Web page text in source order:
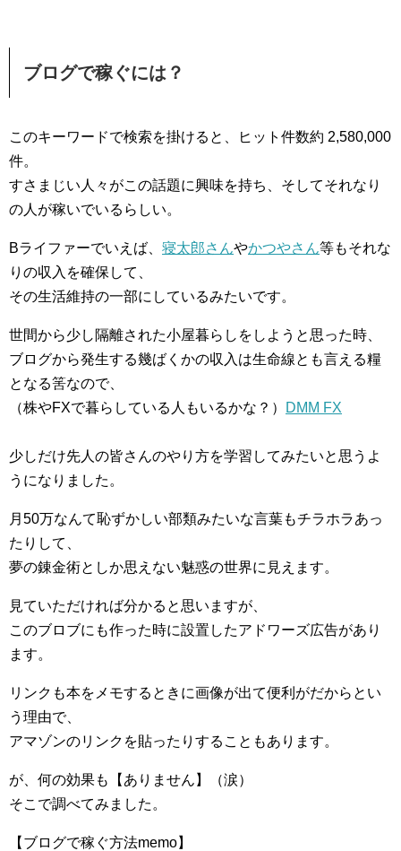
ブログで稼ぐには？
このキーワードで検索を掛けると、ヒット件数約 2,580,000
件。
すさまじい人々がこの話題に興味を持ち、そしてそれなり
の人が稼いでいるらしい。
Bライファーでいえば、 寝太郎さんやかつやさん等もそれな
りの収入を確保して、
その生活維持の一部にしているみたいです。
世間から少し隔離された小屋暮らしをしようと思った時、
ブログから発生する幾ばくかの収入は生命線とも言える糧
となる筈なので、
（株やFXで暮らしている人もいるかな？）
DMM FX
少しだけ先人の皆さんのやり方を学習してみたいと思うよ
うになりました。
月50万なんて恥ずかしい部類みたいな言葉もチラホラあっ
たりして、
夢の錬金術としか思えない魅惑の世界に見えます。
見ていただければ分かると思いますが、
このブロブにも作った時に設置したアドワーズ広告があり
ます。
リンクも本をメモするときに画像が出て便利がだからとい
う理由で、
アマゾンのリンクを貼ったりすることもあります。
が、何の効果も【ありません】（涙）
そこで調べてみました。
【ブログで稼ぐ方法memo】